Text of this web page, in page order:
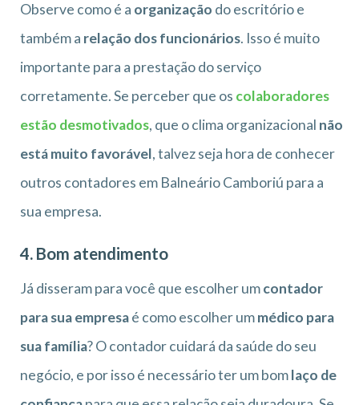
Observe como é a organização do escritório e
também a relação dos funcionários. Isso é muito
importante para a prestação do serviço
corretamente. Se perceber que os colaboradores
estão desmotivados, que o clima organizacional não
está muito favorável, talvez seja hora de conhecer
outros contadores em Balneário Camboriú para a
sua empresa.
4. Bom atendimento
Já disseram para você que escolher umcontador
para sua empresaé como escolher ummédico para
sua família? O contador cuidará da saúde do seu
negócio, e por isso é necessário ter um bomlaço de